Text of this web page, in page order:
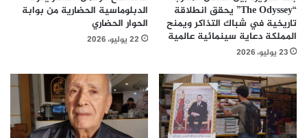
“The Odyssey” يحقق انطلاقة
تاريخية في شباك التذاكر ويمنح
المملكة دعاية سينمائية عالمية
23 يوليو، 2026
الدبلوماسية الحضارية من بوابة
الحوار الحضاري
22 يوليو، 2026